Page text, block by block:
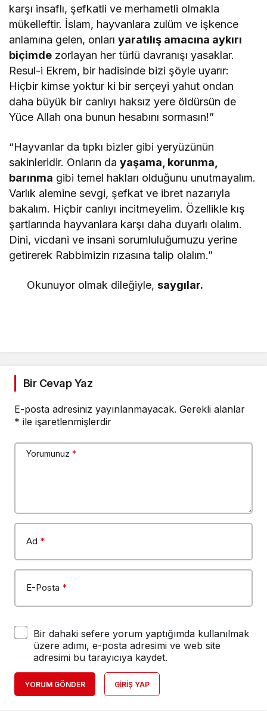
karşı insaflı, şefkatli ve merhametli olmakla
mükelleftir. İslam, hayvanlara zulüm ve işkence
anlamına gelen, onlarıyaratılış amacına aykırı
biçimde zorlayan her türlü davranışı yasaklar.
Resul-i Ekrem, bir hadisinde bizi şöyle uyarır:
Hiçbir kimse yoktur ki bir serçeyi yahut ondan
daha büyük bir canlıyı haksız yere öldürsün de
Yüce Allah ona bunun hesabını sormasın!”
“Hayvanlar da tıpkı bizler gibi yeryüzünün
sakinleridir. Onların dayaşama, korunma,
barınma gibi temel hakları olduğunu unutmayalım.
Varlık alemine sevgi, şefkat ve ibret nazarıyla
bakalım. Hiçbir canlıyı incitmeyelim. Özellikle kış
şartlarında hayvanlara karşı daha duyarlı olalım.
Dini, vicdani ve insani sorumluluğumuzu yerine
getirerek Rabbimizin rızasına talip olalım.”
Okunuyor olmak dileğiyle,saygılar.
Bir Cevap Yaz
E-posta adresiniz yayınlanmayacak. Gerekli alanlar
* ile işaretlenmişlerdir
Yorumunuz *
Ad *
E-Posta *
Bir dahaki sefere yorum yaptığımda kullanılmak
üzere adımı, e-posta adresimi ve web site
adresimi bu tarayıcıya kaydet.
YORUM GÖNDER GIRIŞ YAP